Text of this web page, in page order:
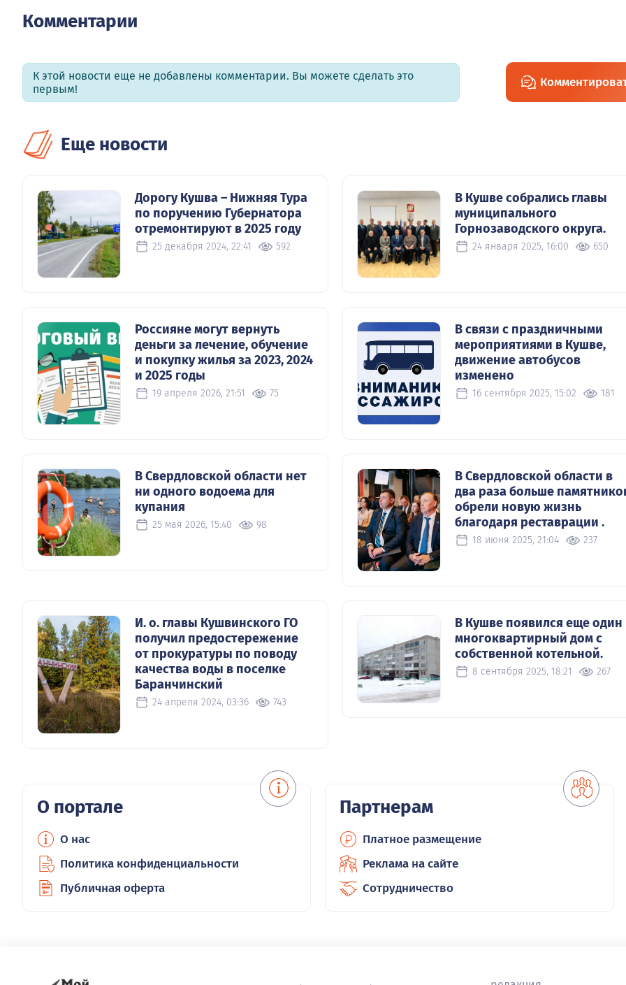
Комментарии
К этой новости еще не добавлены комментарии. Вы можете сделать это
первым!
Еще новости
Дорогу Кушва – Нижняя Тура
по поручению Губернатора
отремонтируют в 2025 году
25 декабря 2024, 22:41 592
В Кушве собрались главы
муниципального
Горнозаводского округа.
24 января 2025, 16:00 650
Россияне могут вернуть
деньги за лечение, обучение
и покупку жилья за 2023, 2024
и 2025 годы
19 апреля 2026, 21:51 75
В связи с праздничными
мероприятиями в Кушве,
движение автобусов
изменено
16 сентября 2025, 15:02 181
В Свердловской области нет
ни одного водоема для
купания
25 мая 2026, 15:40 98
В Свердловской области в
два раза больше
обрели новую жизнь
благодаря реставрации .
18 июня 2025, 21:04 237
И. о. главы Кушвинского ГО
получил предостережение
от прокуратуры по поводу
качества воды в поселке
Баранчинский
24 апреля 2024, 03:36 743
В Кушве появился еще один
многоквартирный дом с
собственной котельной.
8 сентября 2025, 18:21 267
О портале
О нас
Политика конфиденциальности
Публичная оферта
Партнерам
Платное размещение
Реклама на сайте
Сотрудничество